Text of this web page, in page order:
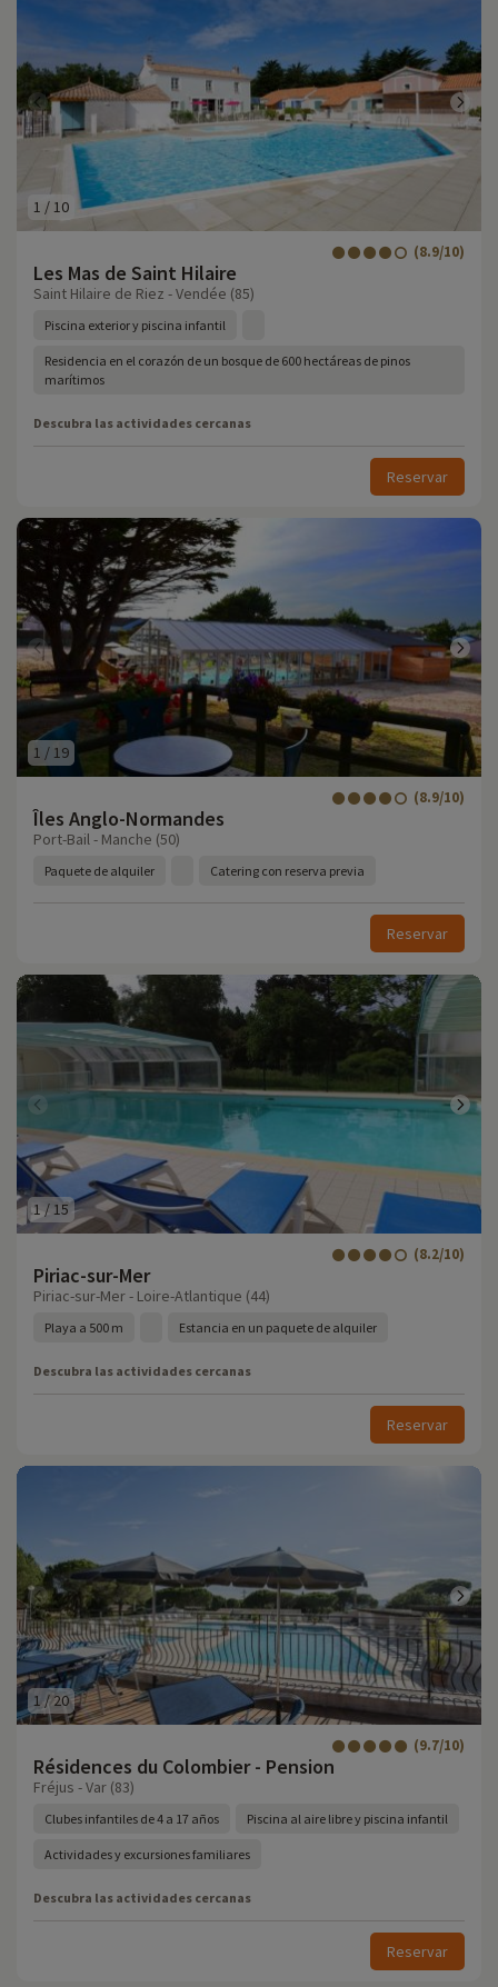
1 /10
Les Mas de Saint Hilaire
(8.9/10)
Saint Hilaire de Riez - Vendée (85)
Piscina exterior y piscina infantil
Residencia en el corazón de un bosque de 600 hectáreas de pinos
marítimos
Descubra las actividades cercanas
Reservar
1 / 19
Îles Anglo-Normandes
(8.9/10)
Port-Bail - Manche (50)
Paquete de alquiler Catering con reserva previa
Reservar
1/ 15
Piriac-sur-Mer
(8.2/10)
Piriac-sur-Mer - Loire-Atlantique (44)
Playa a 500 m Estancia en un paquete de alquiler
Descubra las actividades cercanas
Reservar
1 /20
Résidences du Colombier - Pension
(9.7/10)
Fréjus - Var (83)
Clubes infantiles de 4 a 17 años Piscina al aire libre y piscina infantil
Actividades y excursiones familiares
Descubra las actividades cercanas
Reservar